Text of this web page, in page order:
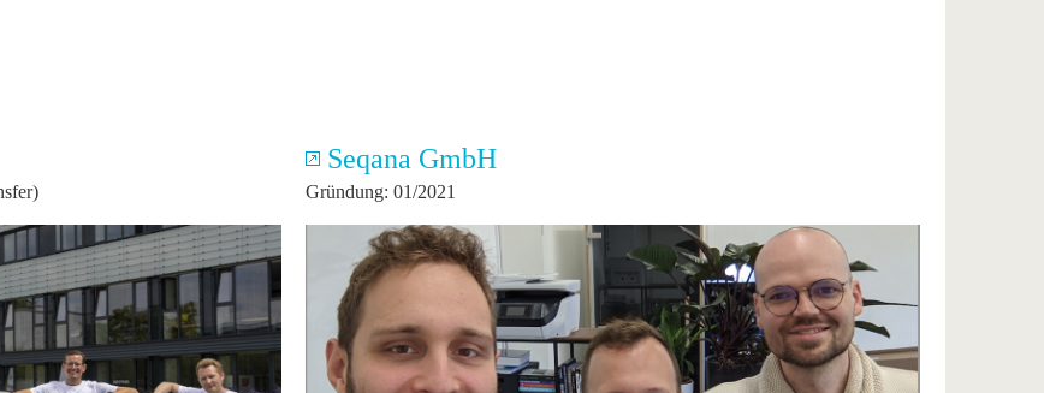
Seqana GmbH
Gründung: 01/2021